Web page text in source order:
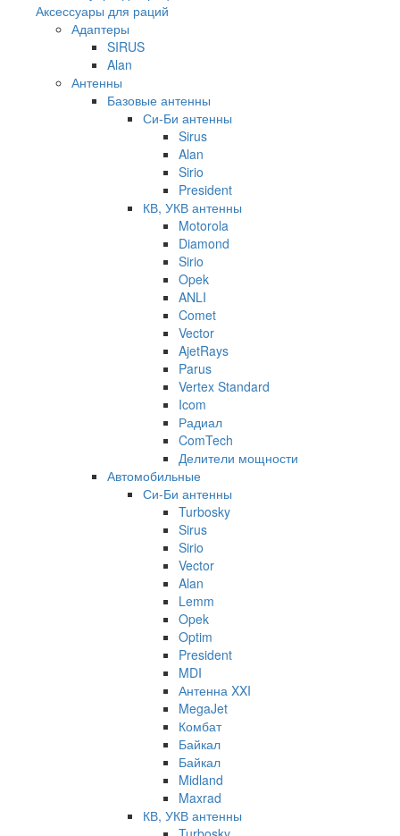
Аксессуары для раций
Адаптеры
SIRUS
Alan
Антенны
Базовые антенны
Си-Би антенны
Sirus
Alan
Sirio
President
КВ, УКВ антенны
Motorola
Diamond
Sirio
Opek
ANLI
Comet
Vector
AjetRays
Parus
Vertex Standard
Icom
Радиал
ComTech
Делители мощности
Автомобильные
Си-Би антенны
Turbosky
Sirus
Sirio
Vector
Alan
Lemm
Opek
Optim
President
MDI
Антенна XXI
MegaJet
Комбат
Байкал
Байкал
Midland
Maxrad
КВ, УКВ антенны